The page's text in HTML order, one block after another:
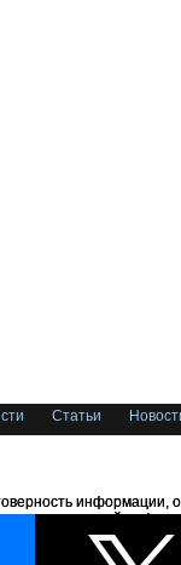
Статьи
информации,
справочной
защищены в